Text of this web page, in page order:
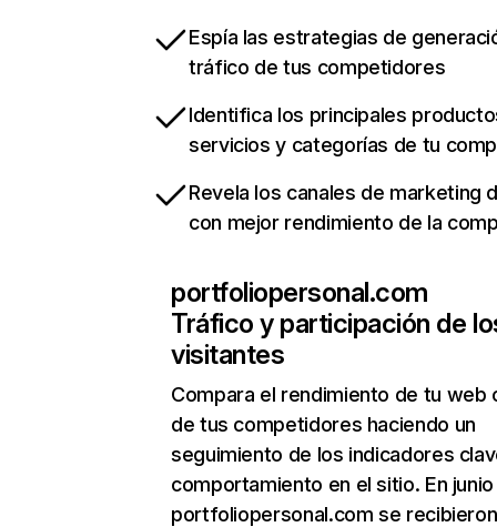
Espía las estrategias de
tráfico de tus competidores
Identifica los principales
servicios y categorías de tu
Revela los canales de marketing
con mejor rendimiento de la
portfoliopersonal.com
Tráfico y participación de
visitantes
Compara el rendimiento de tu web
de tus competidores haciendo un
seguimiento de los indicadores
comportamiento en el sitio. En junio
portfoliopersonal.com se recibieron